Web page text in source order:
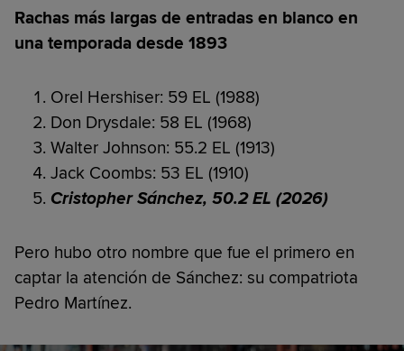
Rachas más largas de entradas en blanco en
una temporada desde 1893
Orel Hershiser: 59 EL (1988)
Don Drysdale: 58 EL (1968)
Walter Johnson: 55.2 EL (1913)
Jack Coombs: 53 EL (1910)
Cristopher Sánchez, 50.2 EL (2026)
Pero hubo otro nombre que fue el primero en
captar la atención de Sánchez: su compatriota
Pedro Martínez.